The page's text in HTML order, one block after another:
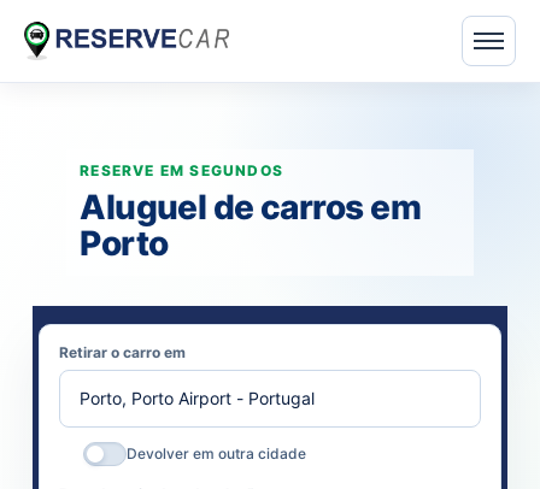
Aluguel de carros em
Porto
Retirar o carro em
Devolver em outra cidade